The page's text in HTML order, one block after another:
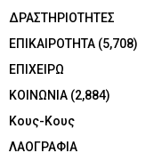
ΔΡΑΣΤΗΡΙΟΤΗΤΕΣ
ΕΠΙΚΑΙΡΟΤΗΤΑ (5,708)
ΕΠΙΧΕΙΡΩ
ΚΟΙΝΩΝΙΑ (2,884)
Κους-Κους
ΛΑΟΓΡΑΦΙΑ